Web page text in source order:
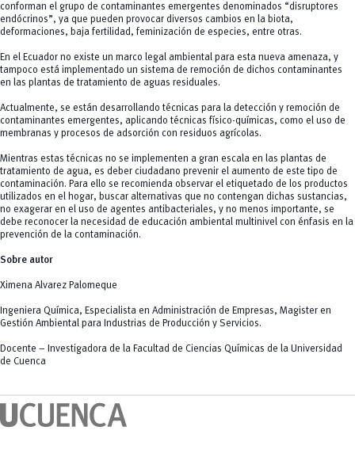
conforman el grupo de contaminantes emergentes denominados “disruptores
endócrinos”, ya que pueden provocar diversos cambios en la biota,
deformaciones, baja fertilidad, feminización de especies, entre otras.
En el Ecuador no existe un marco legal ambiental para esta nueva amenaza, y
tampoco está implementado un sistema de remoción de dichos contaminantes
en las plantas de tratamiento de aguas residuales.
Actualmente, se están desarrollando técnicas para la detección y remoción de
contaminantes emergentes, aplicando técnicas físico-químicas, como el uso de
membranas y procesos de adsorción con residuos agrícolas.
Mientras estas técnicas no se implementen a gran escala en las plantas de
tratamiento de agua, es deber ciudadano prevenir el aumento de este tipo de
contaminación. Para ello se recomienda observar el etiquetado de los productos
utilizados en el hogar, buscar alternativas que no contengan dichas sustancias,
no exagerar en el uso de agentes antibacteriales, y no menos importante, se
debe reconocer la necesidad de educación ambiental multinivel con énfasis en la
prevención de la contaminación.
Sobre autor
Ximena Alvarez Palomeque
Ingeniera Química, Especialista en Administración de Empresas, Magister en
Gestión Ambiental para Industrias de Producción y Servicios.
Docente – Investigadora de la Facultad de Ciencias Químicas de la Universidad
de Cuenca